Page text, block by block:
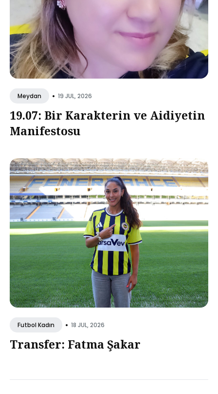
Meydan • 19 JUL, 2026
19.07: Bir Karakterin ve Aidiyetin
Manifestosu
Futbol Kadın • 18 JUL, 2026
Transfer: Fatma Şakar